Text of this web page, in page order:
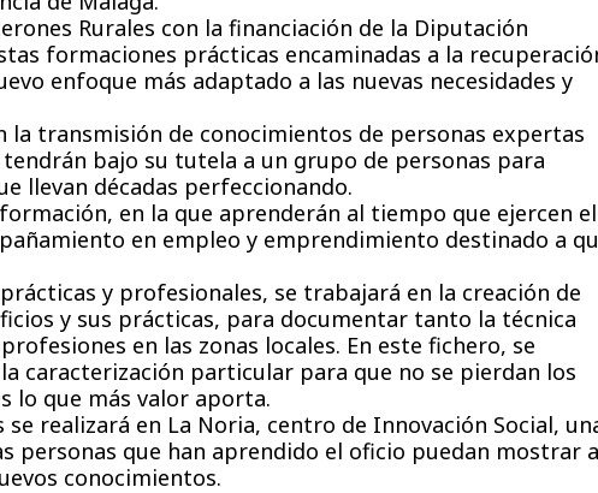
Rurales con la financiación de la Diputación
formaciones prácticas encaminadas a la
enfoque más adaptado a las nuevas necesidades y
la transmisión de conocimientos de personas expertas
bajo su tutela a un grupo de personas para
llevan décadas perfeccionando.
en la que aprenderán al tiempo que ejercen el
en empleo y emprendimiento destinado a
y profesionales, se trabajará en la creación de
y sus prácticas, para documentar tanto la técnica
en las zonas locales. En este fichero, se
caracterización particular para que no se pierdan los
lo que más valor aporta.
realizará en La Noria, centro de Innovación Social,
personas que han aprendido el oficio puedan mostrar a
conocimientos.